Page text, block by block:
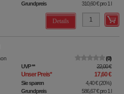
Grundpreis
310,60 €pro 1 l
Details
0
UVP** 22,00 €
Unser Preis* 17,60 €
Sie sparen 4,40 €(20%)
Grundpreis
586,67 €pro 1 l